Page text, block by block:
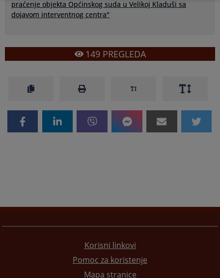
praćenje objekta Općinskog suda u Velikoj Kladuši sa
dojavom interventnog centra"
149PREGLEDA
Korisni linkovi
Pomoc za koristenje
Mapa stranice